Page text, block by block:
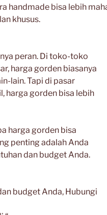
handmade bisa lebih
khusus.
peran. Di toko-toko
harga gorden biasanya
lain. Tapi di pasar
harga gorden bisa lebih
harga gorden bisa
penting adalah Anda
dan budget Anda.
budget Anda, Hubungi